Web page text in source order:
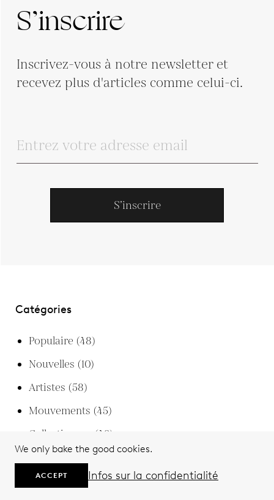
S’inscrire
Inscrivez-vous à notre newsletter et
recevez plus d'articles comme celui-ci.
S’inscrire
Catégories
Populaire (48)
Nouvelles (10)
Artistes (58)
Mouvements (45)
Collectionner
(49)
Tous Liés
(145)
We only bake the good cookies.
ACCEPT Infos sur la confidentialité